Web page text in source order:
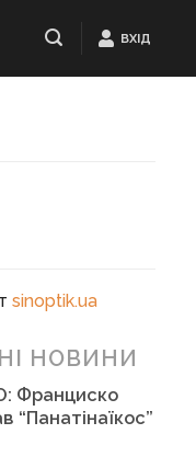
ВХІД
sinoptik.ua
НОВИНИ
Франциско
“Панатінаїкос”